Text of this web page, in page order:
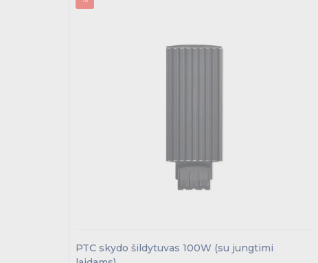
PTC skydo šildytuvas 100W (su jungtimi